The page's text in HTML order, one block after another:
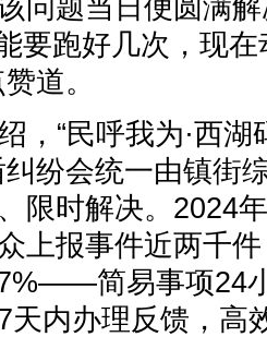
问题当日便圆满
要跑好几次，现
道。
，“民呼我为·西湖
纠纷会统一由镇街
限时解决。2024
上报事件近两千
简易事项24
天内办理反馈，高